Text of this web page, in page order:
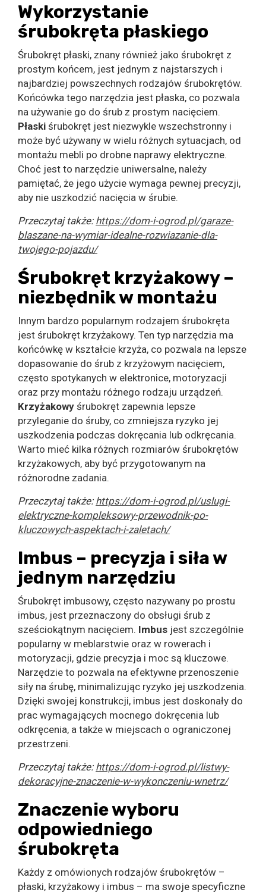
Wykorzystanie
śrubokręta płaskiego
Śrubokręt płaski, znany również jako śrubokręt z
prostym końcem, jest jednym z najstarszych i
najbardziej powszechnych rodzajów śrubokrętów.
Końcówka tego narzędzia jest płaska, co pozwala
na używanie go do śrub z prostym nacięciem.
Płaski śrubokręt jest niezwykle wszechstronny i
może być używany w wielu różnych sytuacjach, od
montażu mebli po drobne naprawy elektryczne.
Choć jest to narzędzie uniwersalne, należy
pamiętać, że jego użycie wymaga pewnej precyzji,
aby nie uszkodzić nacięcia w śrubie.
Przeczytaj także: https://dom-i-ogrod.pl/garaze-
blaszane-na-wymiar-idealne-rozwiazanie-dla-
twojego-pojazdu/
Śrubokręt krzyżakowy –
niezbędnik w montażu
Innym bardzo popularnym rodzajem śrubokręta
jest śrubokręt krzyżakowy. Ten typ narzędzia ma
końcówkę w kształcie krzyża, co pozwala na lepsze
dopasowanie do śrub z krzyżowym nacięciem,
często spotykanych w elektronice, motoryzacji
oraz przy montażu różnego rodzaju urządzeń.
Krzyżakowy śrubokręt zapewnia lepsze
przyleganie do śruby, co zmniejsza ryzyko jej
uszkodzenia podczas dokręcania lub odkręcania.
Warto mieć kilka różnych rozmiarów śrubokrętów
krzyżakowych, aby być przygotowanym na
różnorodne zadania.
Przeczytaj także: https://dom-i-ogrod.pl/uslugi-
elektryczne-kompleksowy-przewodnik-po-
kluczowych-aspektach-i-zaletach/
Imbus – precyzja i siła w
jednym narzędziu
Śrubokręt imbusowy, często nazywany po prostu
imbus, jest przeznaczony do obsługi śrub z
sześciokątnym nacięciem. Imbus jest szczególnie
popularny w meblarstwie oraz w rowerach i
motoryzacji, gdzie precyzja i moc są kluczowe.
Narzędzie to pozwala na efektywne przenoszenie
siły na śrubę, minimalizując ryzyko jej uszkodzenia.
Dzięki swojej konstrukcji, imbus jest doskonały do
prac wymagających mocnego dokręcenia lub
odkręcenia, a także w miejscach o ograniczonej
przestrzeni.
Przeczytaj także: https://dom-i-ogrod.pl/listwy-
dekoracyjne-znaczenie-w-wykonczeniu-wnetrz/
Znaczenie wyboru
odpowiedniego
śrubokręta
Każdy z omówionych rodzajów śrubokrętów –
płaski, krzyżakowy i imbus – ma swoje specyficzne